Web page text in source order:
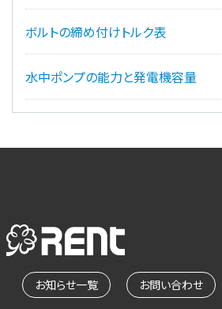
ボルトの締め付けトルク表
水中ポンプの能力と発電機容量
お知らせ一覧 お問い合わせ